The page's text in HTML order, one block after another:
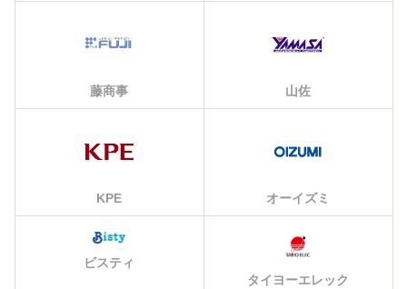
藤商事 山佐
KPE オーイズミ
ビスティ
タイヨーエレック